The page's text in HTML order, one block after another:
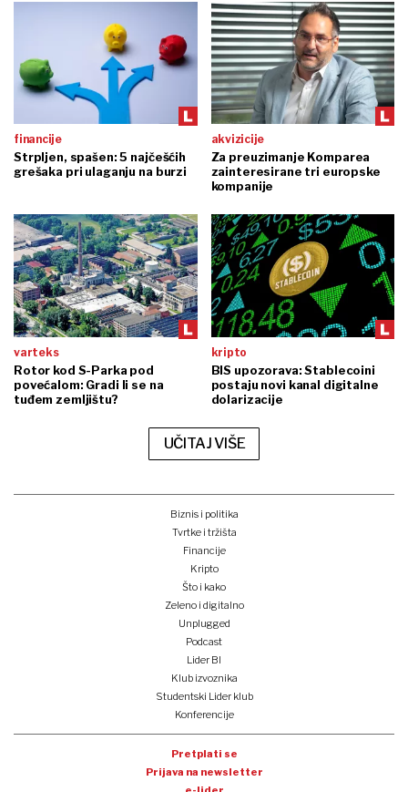
financije
Strpljen, spašen: 5 najčešćih
grešaka pri ulaganju na burzi
akvizicije
Za preuzimanje Komparea
zainteresirane tri europske
kompanije
varteks
Rotor kod S-Parka pod
povećalom: Gradi li se na
tuđem zemljištu?
kripto
BIS upozorava: Stablecoini
postaju novi kanal digitalne
dolarizacije
UČITAJ VIŠE
Biznis i politika
Tvrtke i tržišta
Financije
Kripto
Što i kako
Zeleno i digitalno
Unplugged
Podcast
Lider BI
Klub izvoznika
Studentski Lider klub
Konferencije
Pretplati se
Prijava na newsletter